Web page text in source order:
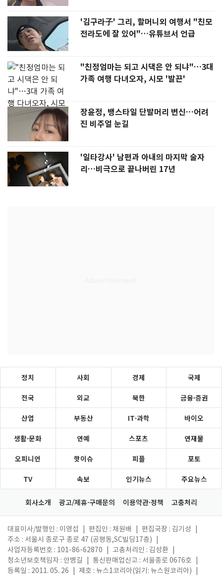
'김구라子' 그리, 할머니외 여행서 "친모
전라도에 잘 있어"…유튜브서 언급
"친정엄마는 되고 시댁은 안 되냐"…3대
가족 여행 다녀오자, 시모 '발끈'
장윤정, 뱅스타일 단발머리 변신…어려
진 비주얼 눈길
'일타강사' 남편과 아내의 마지막 술자
리…비극으로 끝나버린 17년
정치 사회 경제 국제
전국 외교 북한 금융·증권
산업 부동산 IT·과학 바이오
생활·문화 연예 스포츠 연재물
오피니언 핫이슈 피플 포토
TV 속보 인기뉴스 주요뉴스
회사소개 광고/제휴·구매문의 이용약관·정책 고충처리
대표이사/발행인 : 이영섭 편집인 : 채원배 편집국장 : 김기성
주소 : 서울시 종로구 종로 47 (공평동,SC빌딩17층)
사업자등록번호 : 101-86-62870
고충처리인 : 김성환
청소년보호책임자 : 안병길
통신판매업신고 : 서울종로 0676호
등록일 : 2011. 05. 26
제호 : 뉴스1코리아(읽기: 뉴스원코리아)